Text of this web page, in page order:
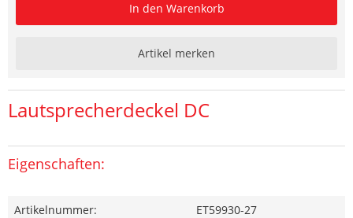
In den Warenkorb
Artikel merken
Lautsprecherdeckel DC
Eigenschaften:
Artikelnummer:
ET59930-27